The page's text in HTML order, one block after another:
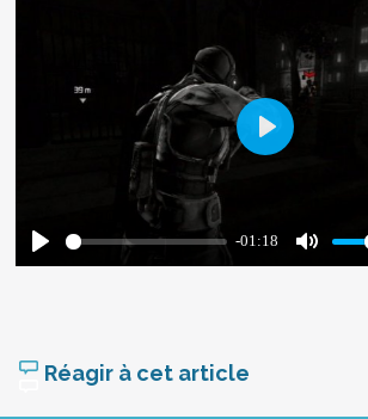
Réagir à cet article